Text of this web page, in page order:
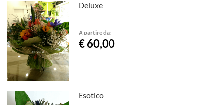
Deluxe
A partire da:
€ 60,00
Esotico